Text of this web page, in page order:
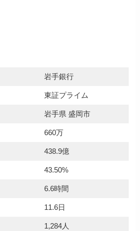
岩手銀行
東証プライム
岩手県 盛岡市
660万
438.9億
43.50%
6.6時間
11.6日
1,284人